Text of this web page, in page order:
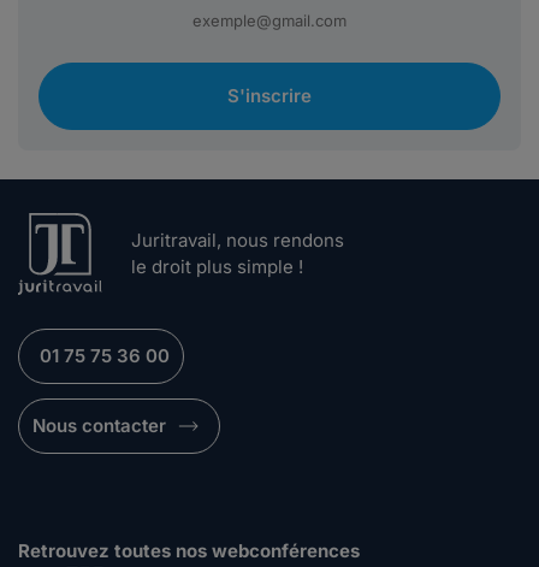
S'inscrire
Juritravail, nous rendons
le droit plus simple !
01 75 75 36 00
Nous contacter
Retrouvez toutes nos webconférences